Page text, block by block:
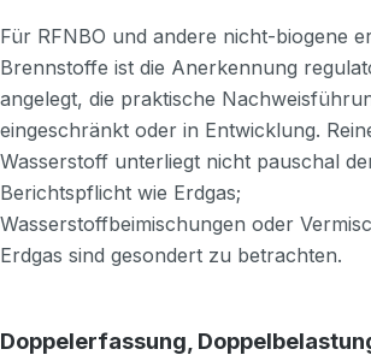
Für RFNBO und andere nicht-biogene
Brennstoffe ist die Anerkennung
angelegt, die praktische
eingeschränkt oder in Entwicklung.
Wasserstoff unterliegt nicht pauschal
Berichtspflicht wie Erdgas;
Wasserstoffbeimischungen oder
Erdgas sind gesondert zu betrachten.
Doppelerfassung,